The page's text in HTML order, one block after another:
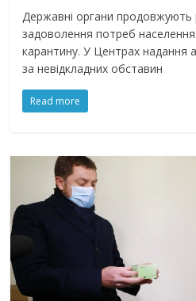
Державні органи продовжують
задоволення потреб населення
карантину. У Центрах надання
за невідкладних обставин
Read more